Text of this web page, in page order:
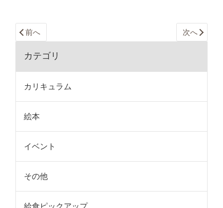
前へ 次へ
カテゴリ
カリキュラム
絵本
イベント
その他
給食ピックアップ